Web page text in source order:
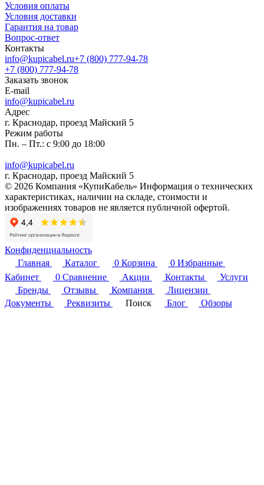
Условия оплаты
Условия доставки
Гарантия на товар
Вопрос-ответ
Контакты
info@kupicabel.ru+7 (800) 777-94-78
+7 (800) 777-94-78
Заказать звонок
E-mail
info@kupicabel.ru
Адрес
г. Краснодар, проезд Майский 5
Режим работы
Пн. – Пт.: с 9:00 до 18:00
info@kupicabel.ru
г. Краснодар, проезд Майский 5
© 2026 Компания «КупиКабель» Информация о технических
характеристиках, наличии на складе, стоимости и
изображениях товаров не является публичной офертой.
Конфиденциальность
Главная
Каталог 0 Корзина 0 Избранные
Кабинет
0 Сравнение Акции Контакты
Услуги
Бренды
Отзывы Компания
Лицензии
Документы
Реквизиты Поиск Блог Обзоры